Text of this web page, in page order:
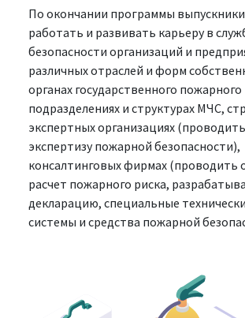
По окончании программы
работать и развивать карьеру в
безопасности организаций и
различных отраслей и форм
органах государственного
подразделениях и структурах МЧС,
экспертных организациях
экспертизу пожарной безопасности),
консалтинговых фирмах (проводить
расчет пожарного риска,
декларацию, специальные
системы и средства пожарной